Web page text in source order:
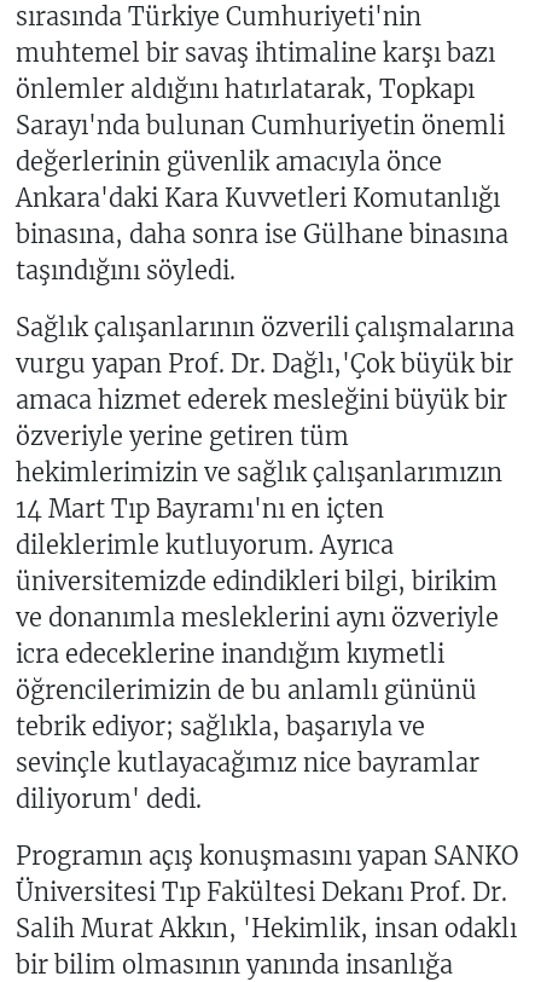
sırasında Türkiye Cumhuriyeti'nin
muhtemel bir savaş ihtimaline karşı bazı
önlemler aldığını hatırlatarak, Topkapı
Sarayı'nda bulunan Cumhuriyetin önemli
değerlerinin güvenlik amacıyla önce
Ankara'daki Kara Kuvvetleri Komutanlığı
binasına, daha sonra ise Gülhane binasına
taşındığını söyledi.
Sağlık çalışanlarının özverili çalışmalarına
vurgu yapan Prof. Dr. Dağlı,'Çok büyük bir
amaca hizmet ederek mesleğini büyük bir
özveriyle yerine getiren tüm
hekimlerimizin ve sağlık çalışanlarımızın
14 Mart Tıp Bayramı'nı en içten
dileklerimle kutluyorum. Ayrıca
üniversitemizde edindikleri bilgi, birikim
ve donanımla mesleklerini aynı özveriyle
icra edeceklerine inandığım kıymetli
öğrencilerimizin de bu anlamlı gününü
tebrik ediyor; sağlıkla, başarıyla ve
sevinçle kutlayacağımız nice bayramlar
diliyorum' dedi.
Programın açış konuşmasını yapan SANKO
Üniversitesi Tıp Fakültesi Dekanı Prof. Dr.
Salih Murat Akkın, 'Hekimlik, insan odaklı
bir bilim olmasının yanında insanlığa